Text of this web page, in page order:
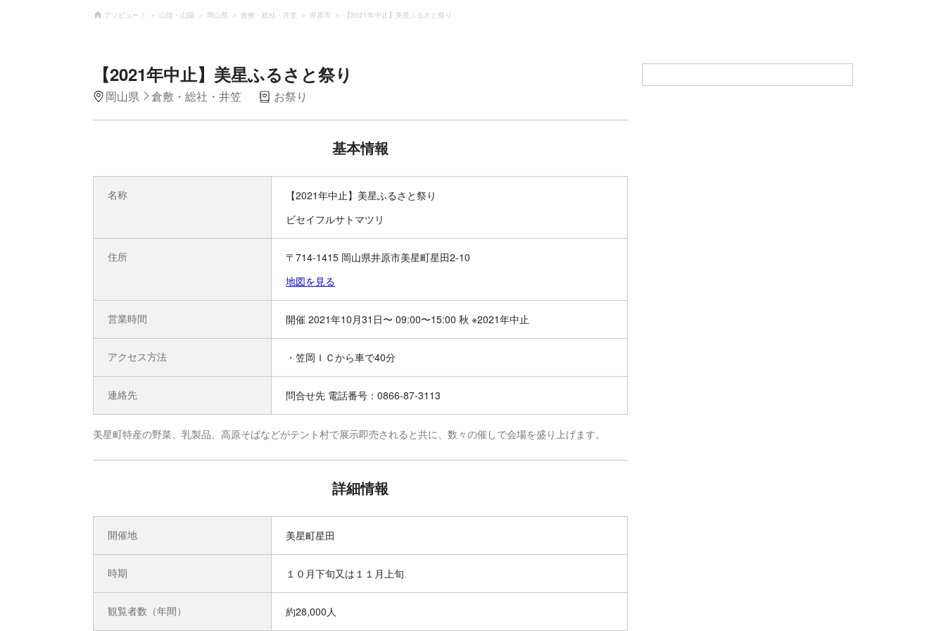
アソビュー！ 山陰・山陽 岡山県 倉敷・総社・井笠 井原市 【2021年中止】美星ふるさと祭り
【2021年中止】美星ふるさと祭り
岡山県 倉敷・総社・井笠 お祭り
基本情報
名称
【2021年中止】美星ふるさと祭り
ビセイフルサトマツリ
住所
〒714-1415 岡山県井原市美星町星田2-10
地図を見る
営業時間 開催 2021年10月31日〜 09:00〜15:00 秋 ※2021年中止
アクセス方法 ・笠岡ＩＣから車で40分
連絡先 問合せ先 電話番号：0866-87-3113
美星町特産の野菜、乳製品、高原そばなどがテント村で展示即売されると共に、数々の催しで会場を盛り上げます。
詳細情報
開催地 美星町星田
時期 １０月下旬又は１１月上旬
観覧者数（年間） 約28,000人